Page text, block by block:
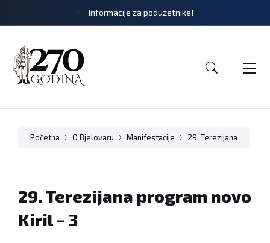
Informacije za poduzetnike!
Početna O Bjelovaru Manifestacije 29. Terezijana
29. Terezijana program novo
Kiril – 3